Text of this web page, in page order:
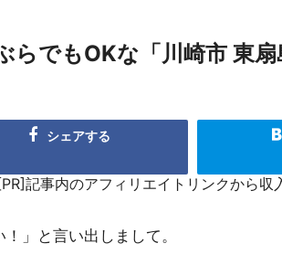
らでもOKな「川崎市 東
シェアする
[PR]記事内のアフィリエイトリンクから収
」と言い出しまして。